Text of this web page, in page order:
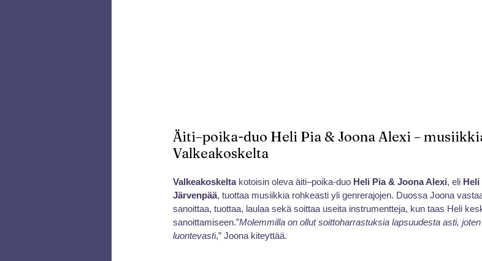
Äiti–poika-duo Heli Pia & Joona Alexi –
Valkeakoskelta
Valkeakoskelta kotoisin oleva äiti–poika-duo Heli Pia & Joona Alexi, eli Heli
Järvenpää, tuottaa musiikkia rohkeasti yli genrerajojen. Duossa Joona
sanoittaa, tuottaa, laulaa sekä soittaa useita instrumentteja, kun taas Heli
sanoittamiseen.”Molemmilla on ollut soittoharrastuksia lapsuudesta asti,
luontevasti,” Joona kiteyttää.